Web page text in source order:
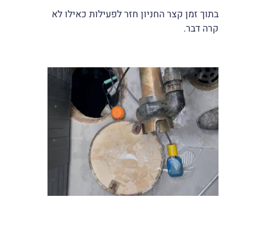
בתוך זמן קצר החניון חזר לפעילות כאילו לא
קרה דבר.